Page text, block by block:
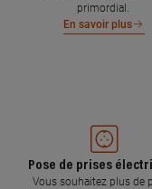
primordial.
En savoir plus
Pose de prises
Vous souhaitez plus de